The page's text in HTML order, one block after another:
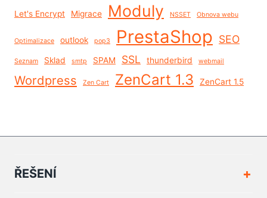
Let's Encrypt Migrace Moduly NSSET Obnova webu
Optimalizace outlook pop3 PrestaShop SEO
Seznam Sklad smtp SPAM SSL thunderbird webmail
Wordpress Zen Cart ZenCart 1.3 ZenCart 1.5
ŘEŠENÍ